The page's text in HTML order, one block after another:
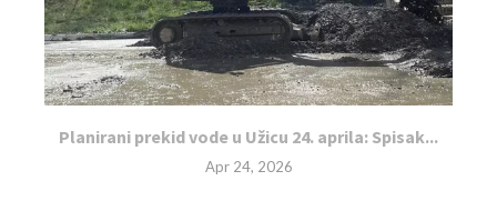
Planirani prekid vode u Užicu 24. aprila: Spisak...
Apr 24, 2026